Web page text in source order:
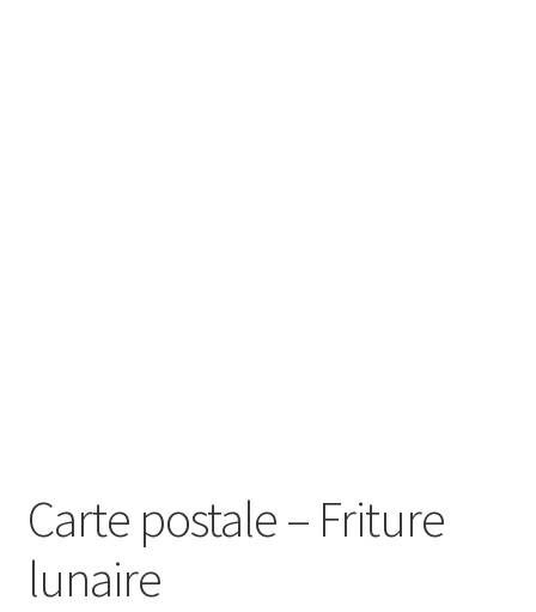
Carte postale – Friture
lunaire